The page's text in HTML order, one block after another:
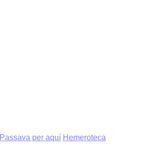
Passava per aquí Hemeroteca